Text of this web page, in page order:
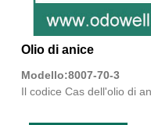
Olio di anice
Modello:8007-70-3
Il codice Cas dell'olio di